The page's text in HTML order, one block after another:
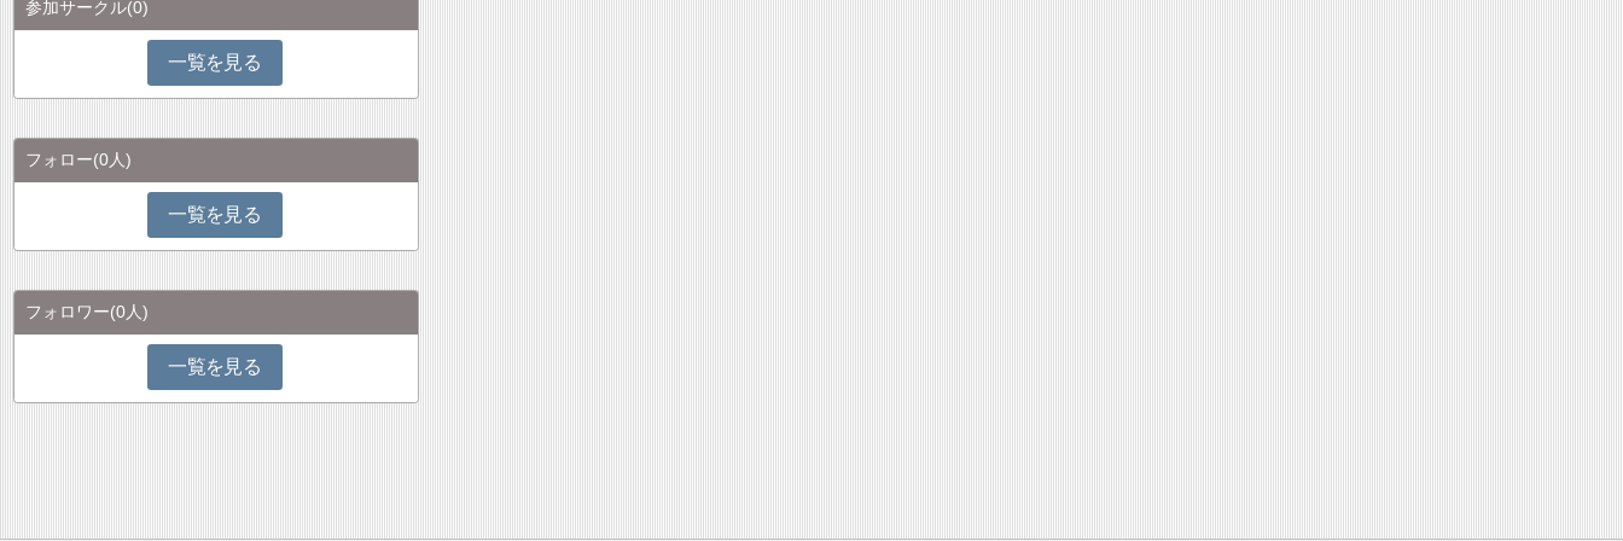
参加サークル(0)
一覧を見る
フォロー(0人)
一覧を見る
フォロワー(0人)
一覧を見る